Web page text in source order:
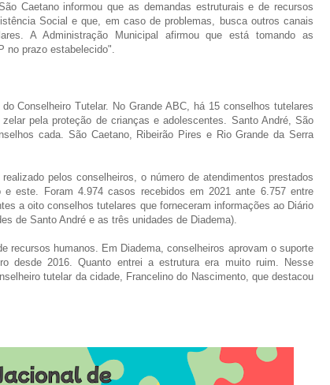
Caetano informou que as demandas estruturais e de recursos
Social e que, em caso de problemas, busca outros canais
A Administração Municipal afirmou que está tomando as
no prazo estabelecido".
Conselheiro Tutelar. No Grande ABC, há 15 conselhos tutelares
pela proteção de crianças e adolescentes. Santo André, São
cada. São Caetano, Ribeirão Pires e Rio Grande da Serra
pelos conselheiros, o número de atendimentos prestados
este. Foram 4.974 casos recebidos em 2021 ante 6.757 entre
a oito conselhos tutelares que forneceram informações ao Diário
de Santo André e as três unidades de Diadema).
recursos humanos. Em Diadema, conselheiros aprovam o suporte
desde 2016. Quanto entrei a estrutura era muito ruim. Nesse
tutelar da cidade, Francelino do Nascimento, que destacou